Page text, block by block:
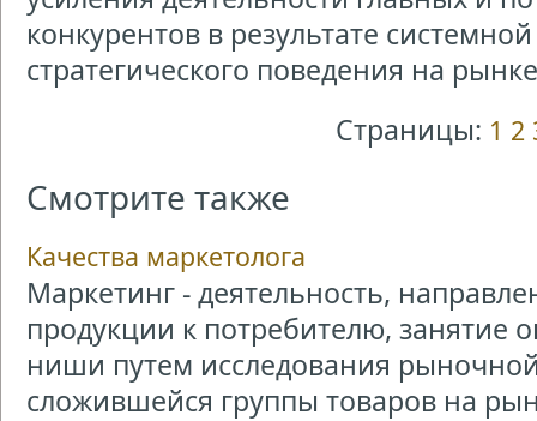
конкурентов в результате
стратегического поведения на
Страницы: 1 2
Смотрите также
Качества маркетолога
Маркетинг - деятельность,
продукции к потребителю, занятие
ниши путем исследования
сложившейся группы товаров на